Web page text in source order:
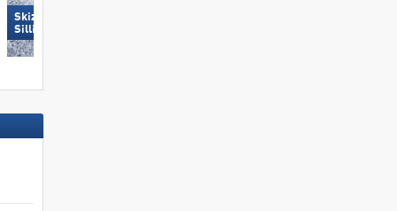
Skizentrum Hochpustertal
Sillian